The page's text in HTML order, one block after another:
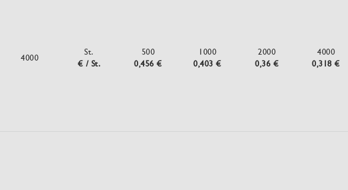
4000
St.
€ / St.
500
0,456 €
1000
0,403 €
2000
0,36 €
4000
0,318 €